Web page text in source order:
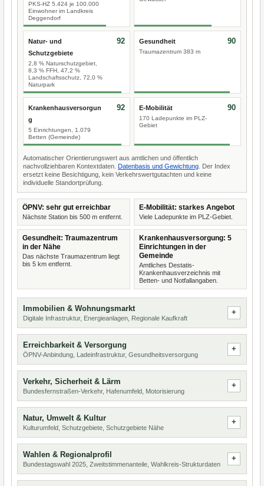
PKS-HZ 5.424 je 100.000
Einwohner im Landkreis
Deggendorf
Natur- und
Schutzgebiete
2,8 % Naturschutzgebiet,
8,3 % FFH, 47,2 %
Landschaftsschutz, 72,0 %
Naturpark
92 Gesundheit
Traumazentrum 383 m
90
Krankenhausversorgun
g
5 Einrichtungen, 1.079
Betten (Gemeinde)
92 E-Mobilität
170 Ladepunkte im PLZ-
Gebiet
90
Automatischer Orientierungswert aus amtlichen und öffentlich
nachvollziehbaren Kontextdaten. Datenbasis und Gewichtung . Der Index
ersetzt keine Besichtigung, kein Verkehrswertgutachten und keine
individuelle Standortprüfung.
ÖPNV: sehr gut erreichbar
Nächste Station bis 500 m entfernt.
E-Mobilität: starkes Angebot
Viele Ladepunkte im PLZ-Gebiet.
Gesundheit: Traumazentrum
in der Nähe
Das nächste Traumazentrum liegt
bis 5 km entfernt.
Krankenhausversorgung: 5
Einrichtungen in der
Gemeinde
Amtliches Destatis-
Krankenhausverzeichnis mit
Betten- und Notfallangaben.
Immobilien & Wohnungsmarkt
Digitale Infrastruktur, Energieanlagen, Regionale Kaufkraft
Erreichbarkeit & Versorgung
ÖPNV-Anbindung, Ladeinfrastruktur, Gesundheitsversorgung
Verkehr, Sicherheit & Lärm
Bundesfernstraßen-Verkehr, Hafenumfeld, Motorisierung
Natur, Umwelt & Kultur
Kulturumfeld, Schutzgebiete, Schutzgebiete Nähe
Wahlen & Regionalprofil
Bundestagswahl 2025, Zweitstimmenanteile, Wahlkreis-Strukturdaten